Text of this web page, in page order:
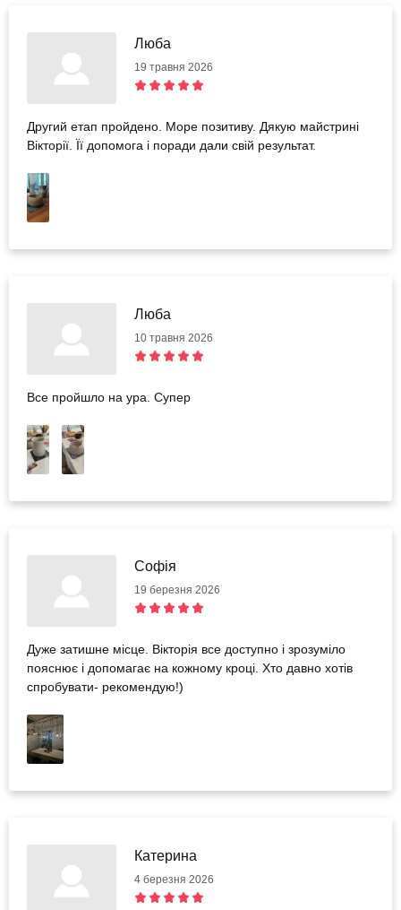
Люба
19 травня 2026
Другий етап пройдено. Море позитиву. Дякую майстрині
Вікторії. Її допомога і поради дали свій результат.
Люба
10 травня 2026
Все пройшло на ура. Супер
Софія
19 березня 2026
Дуже затишне місце. Вікторія все доступно і зрозуміло
пояснює і допомагає на кожному кроці. Хто давно хотів
спробувати- рекомендую!)
Катерина
4 березня 2026